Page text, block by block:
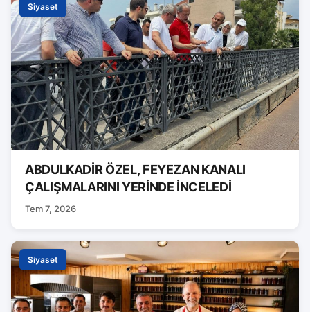
Siyaset
ABDULKADİR ÖZEL, FEYEZAN KANALI
ÇALIŞMALARINI YERİNDE İNCELEDİ
Tem 7, 2026
Siyaset